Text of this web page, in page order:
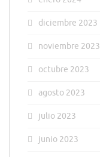
diciembre 2023
noviembre 2023
octubre 2023
agosto 2023
julio 2023
junio 2023